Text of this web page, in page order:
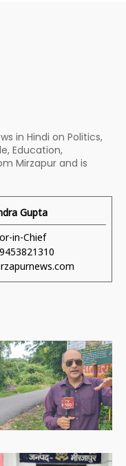
in Hindi on Politics,
Education,
Mirzapur and is
Gupta
in-Chief